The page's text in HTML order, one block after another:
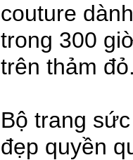
couture
trong 300
trên thảm
Bộ trang
đẹp quyền